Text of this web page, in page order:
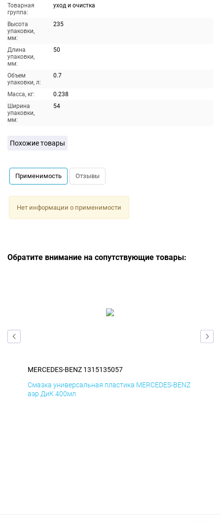
Товарная
группа:
уход и очистка
Высота
упаковки,
мм:
235
Длина
упаковки,
мм:
50
Объем
упаковки, л:
0.7
Масса, кг:
0.238
Ширина
упаковки,
мм:
54
Похожие товары
Применимость Отзывы
Нет информации о применимости
Обратите внимание на сопутствующие товары:
MERCEDES-BENZ 1315135057
Смазка универсальная пластика MERCEDES-BENZ
аэр ДиК 400мл